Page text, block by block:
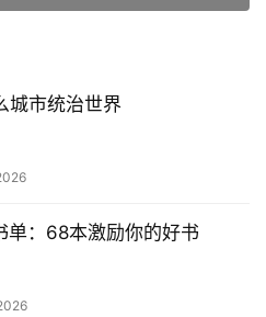
城市统治世界
单：68本激励你的好书